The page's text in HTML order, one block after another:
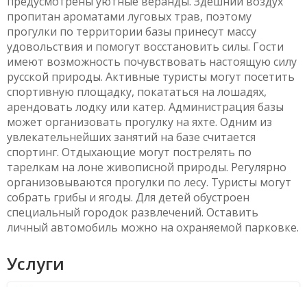
пропитан ароматами луговых трав, поэтому
прогулки по территории базы принесут массу
удовольствия и помогут восстановить силы. Гости
имеют возможность почувствовать настоящую силу
русской природы. Активные туристы могут посетить
спортивную площадку, покататься на лошадях,
арендовать лодку или катер. Администрация базы
может организовать прогулку на яхте. Одним из
увлекательнейших занятий на базе считается
спортинг. Отдыхающие могут пострелять по
тарелкам на лоне живописной природы. Регулярно
организовываются прогулки по лесу. Туристы могут
собрать грибы и ягоды. Для детей обустроен
специальный городок развлечений. Оставить
личный автомобиль можно на охраняемой парковке.
Услуги